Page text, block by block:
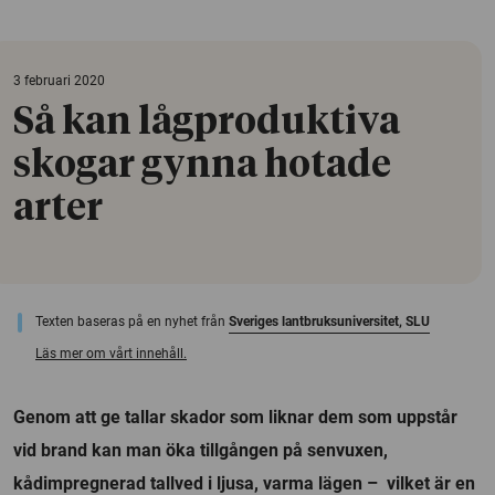
3 februari 2020
Så kan lågproduktiva
skogar gynna hotade
arter
Texten baseras på en nyhet från Sveriges lantbruksuniversitet, SLU
Läs mer om vårt innehåll.
Genom att ge tallar skador som liknar dem som uppstår
vid brand kan man öka tillgången på senvuxen,
kådimpregnerad tallved i ljusa, varma lägen – vilket är en